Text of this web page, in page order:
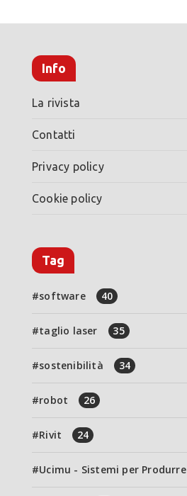
Info
La rivista
Contatti
Privacy policy
Cookie policy
Tag
software 40
taglio laser 35
sostenibilità 34
robot 26
Rivit 24
Ucimu - Sistemi per Produrre